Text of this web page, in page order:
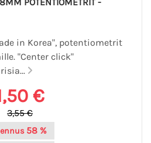
in Korea", potentiometrit
"Center click"
€
3,55 €
58 %